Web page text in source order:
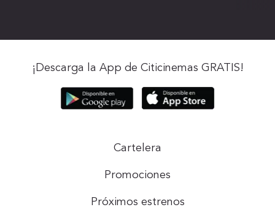
¡Descarga la App de Citicinemas GRATIS!
Cartelera
Promociones
Próximos estrenos